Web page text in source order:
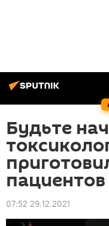
Будьте
пациентов
07:52 29.12.2021